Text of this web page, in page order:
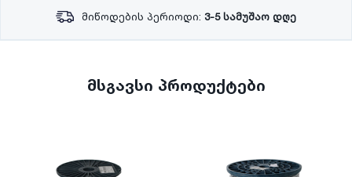
მიწოდების პერიოდი: 3-5 სამუშაო დღე
მსგავსი პროდუქტები